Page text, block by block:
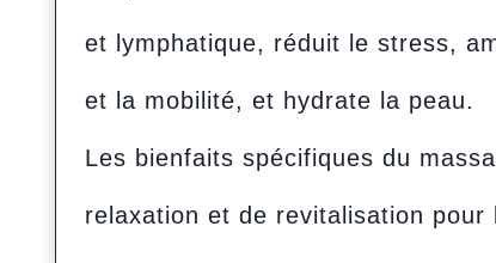
et lymphatique, réduit le stress,
et la mobilité, et hydrate la peau.
Les bienfaits spécifiques du
relaxation et de revitalisation pour